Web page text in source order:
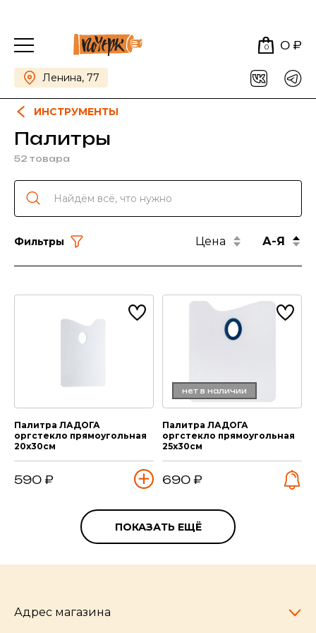
0 0 ₽
Ленина, 77
ИНСТРУМЕНТЫ
Палитры
52 товара
Фильтры Цена А-Я
Палитра ЛАДОГА
оргстекло прямоугольная
20х30см
590 ₽
нет в наличии
Палитра ЛАДОГА
оргстекло прямоугольная
25х30см
690 ₽
ПОКАЗАТЬ ЕЩЁ
Адрес магазина